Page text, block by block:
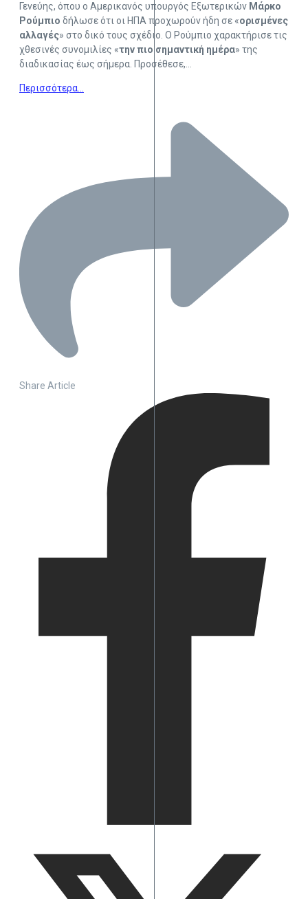
Γενεύης, όπου ο Αμερικανός υπουργός Εξωτερικών Μάρκο
Ρούμπιο δήλωσε ότι οι ΗΠΑ προχωρούν ήδη σε «ορισμένες
αλλαγές» στο δικό τους σχέδιο. Ο Ρούμπιο χαρακτήρισε τις
χθεσινές συνομιλίες «την πιο σημαντική ημέρα» της
διαδικασίας έως σήμερα. Προσέθεσε,…
Περισσότερα…
Share Article